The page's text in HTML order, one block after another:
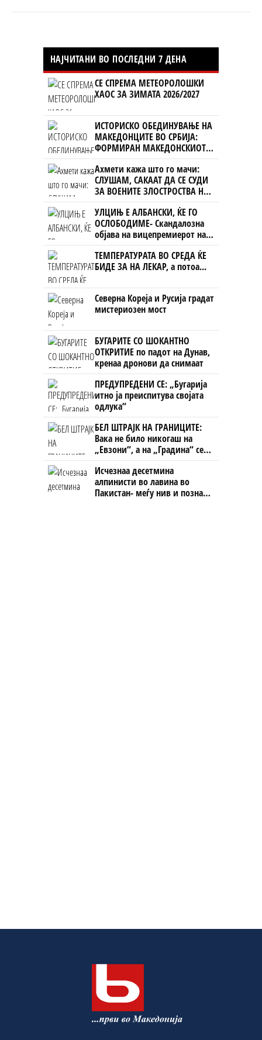
НАЈЧИТАНИ ВО ПОСЛЕДНИ 7 ДЕНА
СЕ СПРЕМА МЕТЕОРОЛОШКИ
ХАОС ЗА ЗИМАТА 2026/2027
ИСТОРИСКО ОБЕДИНУВАЊЕ НА
МАКЕДОНЦИТЕ ВО СРБИЈА:
ФОРМИРАН МАКЕДОНСКИОТ
НАЦИОНАЛЕН СОЈУЗ
Ахмети кажа што го мачи:
СЛУШАМ, САКААТ ДА СЕ СУДИ
ЗА ВОЕНИТЕ ЗЛОСТРОСТВА НА
УЧК...
УЛЦИЊ Е АЛБАНСКИ, ЌЕ ГО
ОСЛОБОДИМЕ- Скандалозна
објава на вицепремиерот на
Црна Гора
ТЕМПЕРАТУРАТА ВО СРЕДА ЌЕ
БИДЕ ЗА НА ЛЕКАР, а потоа...
Северна Кореја и Русија градат
мистериозен мост
БУГАРИТЕ СО ШОКАНТНО
ОТКРИТИЕ по падот на Дунав,
кренаа дронови да снимаат
ПРЕДУПРЕДЕНИ СЕ: „Бугарија
итно ја преиспитува својата
одлука“
БЕЛ ШТРАЈК НА ГРАНИЦИТЕ:
Вака не било никогаш на
„Евзони“, а на „Градина“ се
чека и пет часа
Исчезнаа десетмина
алпинисти во лавина во
Пакистан- меѓу нив и познат